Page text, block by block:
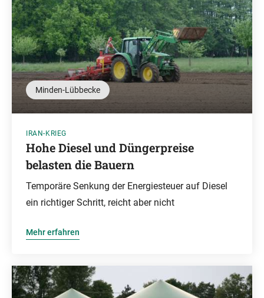
Minden-Lübbecke
IRAN-KRIEG
Hohe Diesel und Düngerpreise
belasten die Bauern
Temporäre Senkung der Energiesteuer auf Diesel
ein richtiger Schritt, reicht aber nicht
Mehr erfahren